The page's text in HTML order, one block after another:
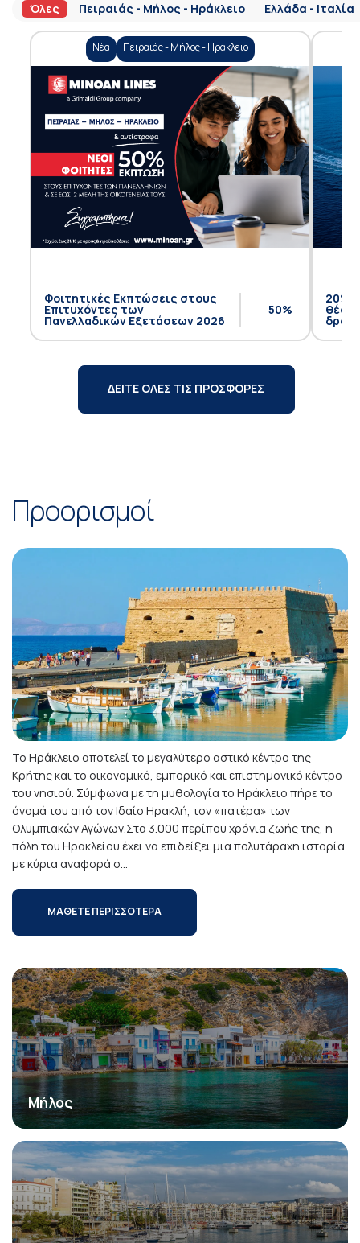
Όλες Πειραιάς - Μήλος - Ηράκλειο Ελλάδα - Ιταλία
Νέα Πειραιάς - Μήλος - Ηράκλειο
Φοιτητικές Εκπτώσεις στους
Επιτυχόντες των
Πανελλαδικών Εξετάσεων 2026
50%
20%
θέση
ΔΕΙΤΕ ΟΛΕΣ ΤΙΣ ΠΡΟΣΦΟΡΕΣ
Προορισμοί
Το Ηράκλειο αποτελεί το μεγαλύτερο αστικό κέντρο της
Κρήτης και το οικονομικό, εμπορικό και επιστημονικό κέντρο
του νησιού. Σύμφωνα με τη μυθολογία το Ηράκλειο πήρε το
όνομά του από τον Ιδαίο Ηρακλή, τον «πατέρα» των
Ολυμπιακών Αγώνων.Στα 3.000 περίπου χρόνια ζωής της, η
πόλη του Ηρακλείου έχει να επιδείξει μια πολυτάραχη ιστορία
με κύρια αναφορά σ...
ΜΑΘΕΤΕ ΠΕΡΙΣΣΟΤΕΡΑ
Μήλος